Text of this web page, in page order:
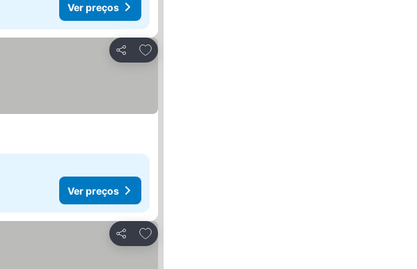
Ver preços
Partilhar
Adicionar aos favoritos
Ver preços
Partilhar
Adicionar aos favoritos